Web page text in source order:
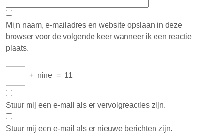
Mijn naam, e-mailadres en website opslaan in deze
browser voor de volgende keer wanneer ik een reactie
plaats.
+ nine = 11
Stuur mij een e-mail als er vervolgreacties zijn.
Stuur mij een e-mail als er nieuwe berichten zijn.